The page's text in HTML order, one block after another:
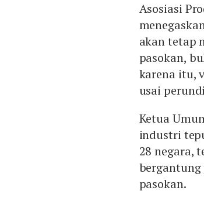
Asosiasi
akan tetap
pasokan,
karena itu,
usai
Ketua
industri
28 negara,
bergantung
pasokan.